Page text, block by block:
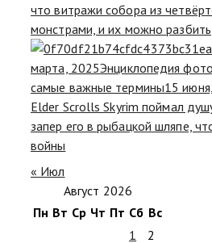
что витражи собора из
монстрами, и их можно разбить
марта, 2025Энциклопедия
самые важные термины15
Elder Scrolls Skyrim поймал
запер его в рыбацкой шляпе,
войны
« Июл
Август 2026
Пн Вт Ср Чт Пт Сб Вс
1
2